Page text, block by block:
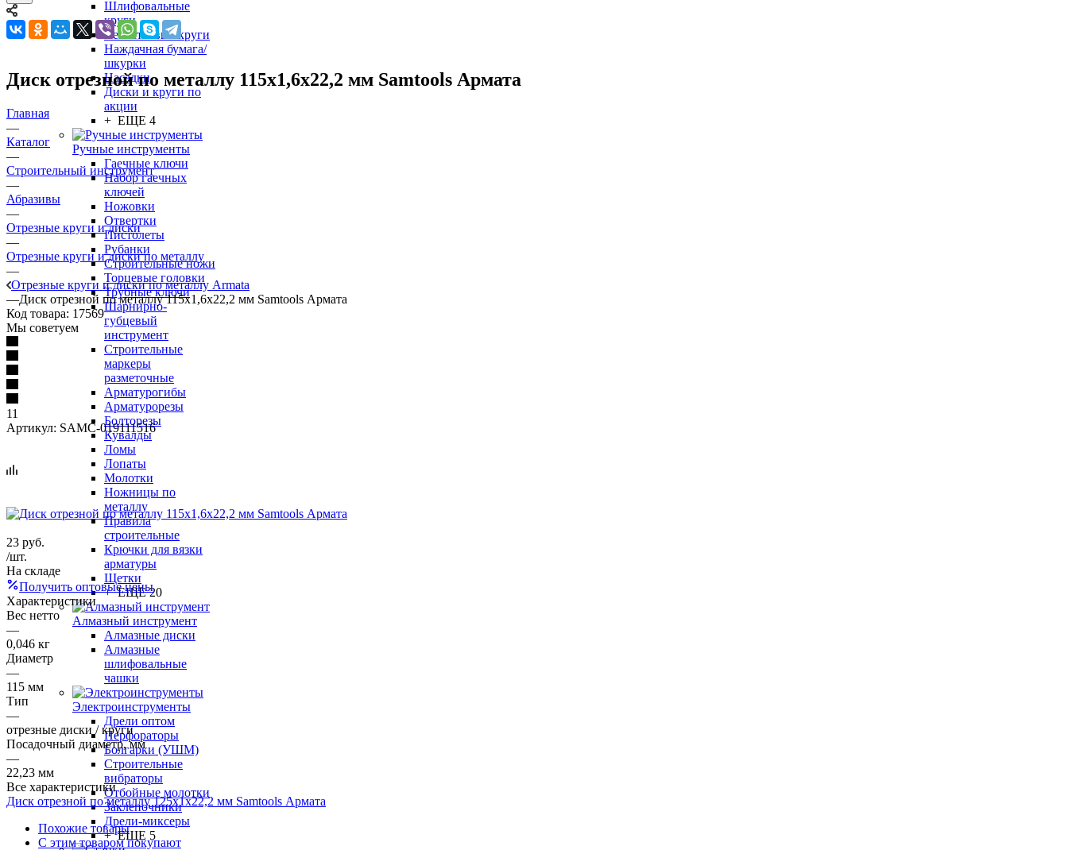
Шлифовальные
круги
Лепестковые круги
Наждачная бумага/
шкурки
Насадки
Диски и круги по
акции
+ ЕЩЕ 4
Ручные инструменты
Гаечные ключи
Набор гаечных
ключей
Ножовки
Отвертки
Пистолеты
Рубанки
Строительные ножи
Торцевые головки
Трубные ключи
Шарнирно-
губцевый
инструмент
Строительные
маркеры
разметочные
Арматурогибы
Арматурорезы
Болторезы
Кувалды
Ломы
Лопаты
Молотки
Ножницы по
металлу
Правила
строительные
Крючки для вязки
арматуры
Щетки
+ ЕЩЕ 20
Алмазный инструмент
Алмазные диски
Алмазные
шлифовальные
чашки
Электроинструменты
Дрели оптом
Перфораторы
Болгарки (УШМ)
Строительные
вибраторы
Отбойные молотки
Заклепочники
Дрели-миксеры
+ ЕЩЕ 5
Диск отрезной по металлу 115х1,6х22,2 мм Samtools Армата
Главная
—
Каталог
—
Строительный инструмент
—
Абразивы
—
Отрезные круги и диски
—
Отрезные круги и диски по металлу
—
Отрезные круги и диски по металлу Armata
—Диск отрезной по металлу 115х1,6х22,2 мм Samtools Армата
Код товара: 17569
Мы советуем
11
Артикул: SAMC-019111516
23 руб.
/шт.
На складе
Получить оптовые цены
Характеристики
Вес нетто
—
0,046 кг
Диаметр
—
115 мм
Тип
—
отрезные диски / круги
Посадочный диаметр, мм
—
22,23 мм
Все характеристики
Диск отрезной по металлу 125х1х22,2 мм Samtools Армата
Похожие товары
С этим товаром покупают